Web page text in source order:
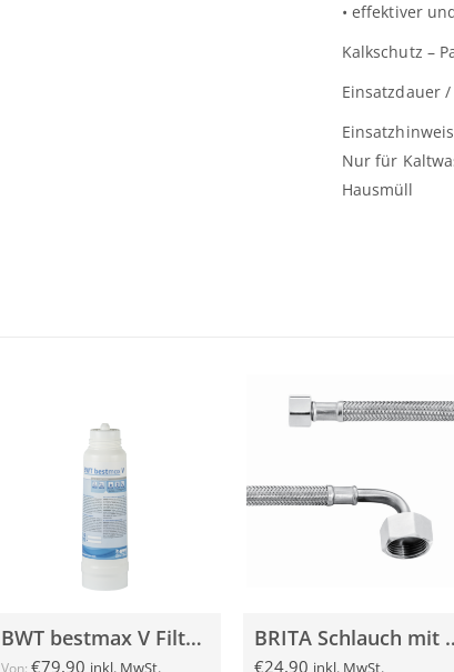
• effektiver
Kalkschutz –
Einsatzdauer
Nur für
Hausmüll
BWT bestmax V Filterkerze
€79,90 inkl. MwSt.
BRITA Schlauch
€24,90 inkl. MwSt.